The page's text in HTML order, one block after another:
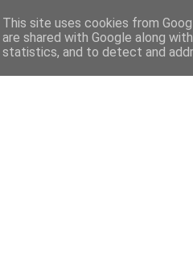
This site uses cookies from
are shared with Google along
statistics, and to detect and